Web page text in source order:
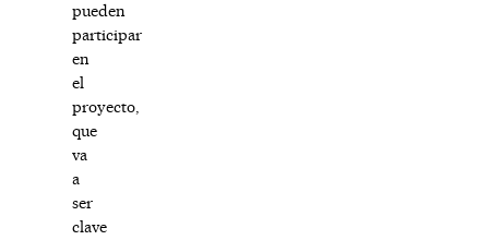
pueden
participar
en
el
proyecto,
que
va
a
ser
clave